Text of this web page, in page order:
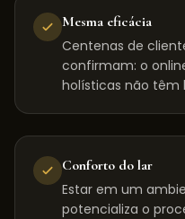
Mesma eficácia
Centenas de
confirmam: o
holísticas não têm
Conforto do lar
Estar em um
potencializa o